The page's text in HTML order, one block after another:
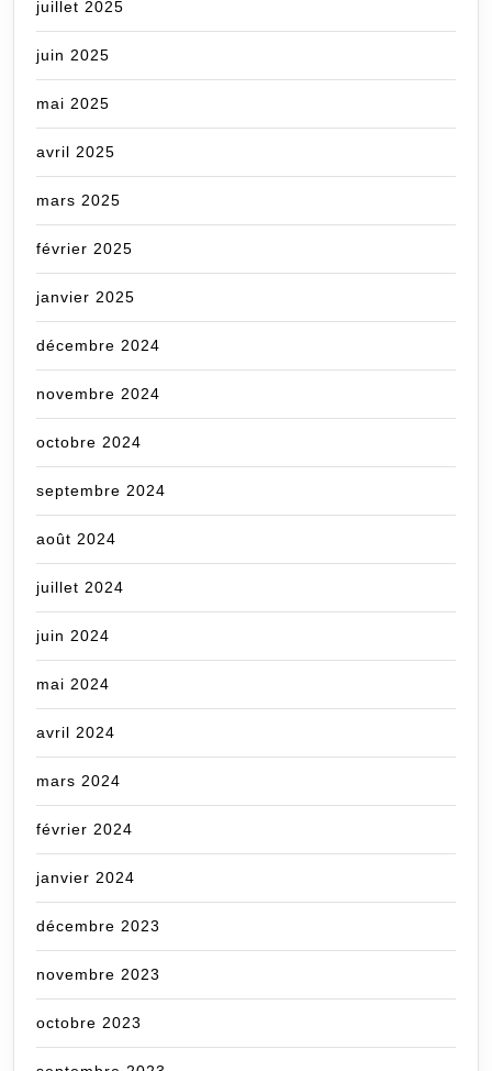
juillet 2025
juin 2025
mai 2025
avril 2025
mars 2025
février 2025
janvier 2025
décembre 2024
novembre 2024
octobre 2024
septembre 2024
août 2024
juillet 2024
juin 2024
mai 2024
avril 2024
mars 2024
février 2024
janvier 2024
décembre 2023
novembre 2023
octobre 2023